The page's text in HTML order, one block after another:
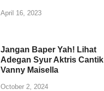
April 16, 2023
Jangan Baper Yah! Lihat
Adegan Syur Aktris Cantik
Vanny Maisella
October 2, 2024